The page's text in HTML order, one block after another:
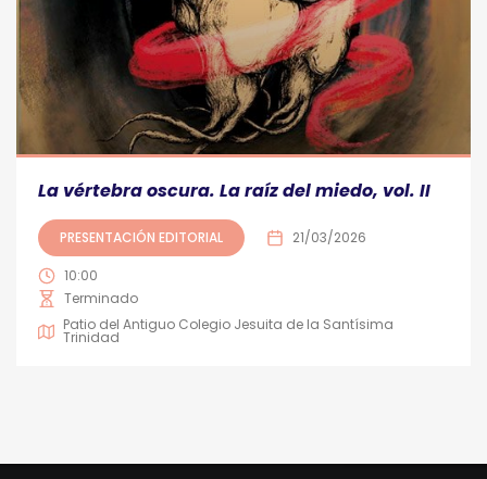
La vértebra oscura. La raíz del miedo, vol. II
PRESENTACIÓN EDITORIAL 21/03/2026
10:00
Terminado
Patio del Antiguo Colegio Jesuita de la Santísima
Trinidad